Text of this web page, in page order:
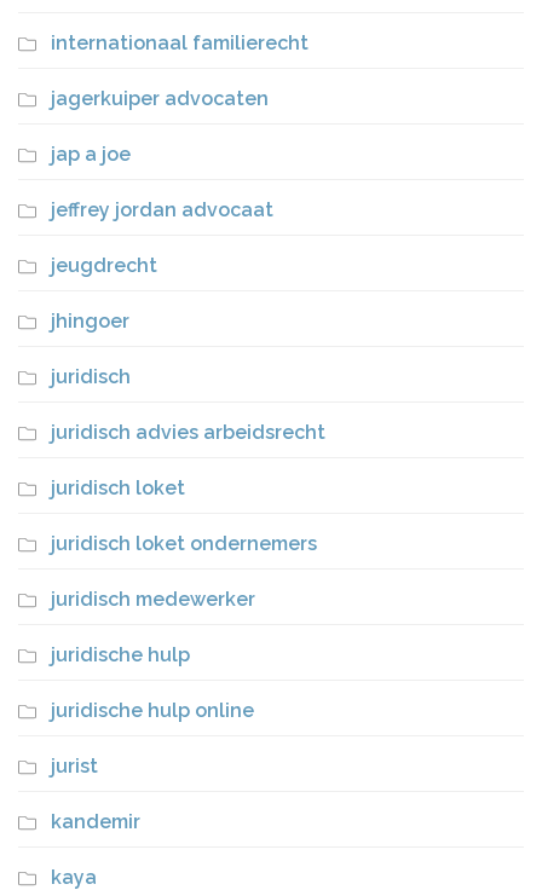
internationaal familierecht
jagerkuiper advocaten
jap a joe
jeffrey jordan advocaat
jeugdrecht
jhingoer
juridisch
juridisch advies arbeidsrecht
juridisch loket
juridisch loket ondernemers
juridisch medewerker
juridische hulp
juridische hulp online
jurist
kandemir
kaya